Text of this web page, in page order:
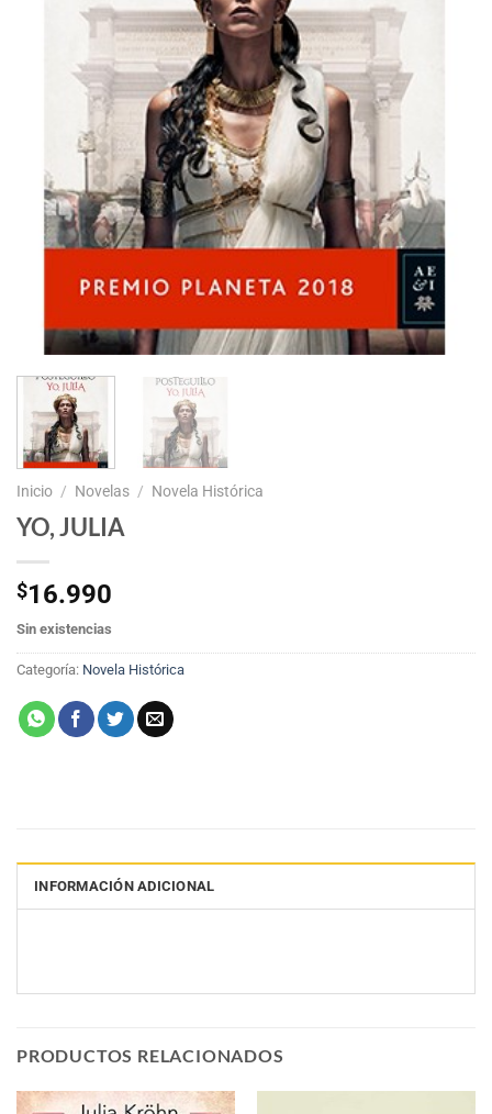
Inicio / Novelas / Novela Histórica
YO, JULIA
$16.990
Sin existencias
Categoría: Novela Histórica
INFORMACIÓN ADICIONAL
PRODUCTOS RELACIONADOS